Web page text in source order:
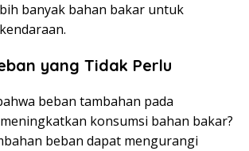
banyak bahan bakar untuk
yang Tidak Perlu
beban tambahan pada
konsumsi bahan bakar?
beban dapat mengurangi